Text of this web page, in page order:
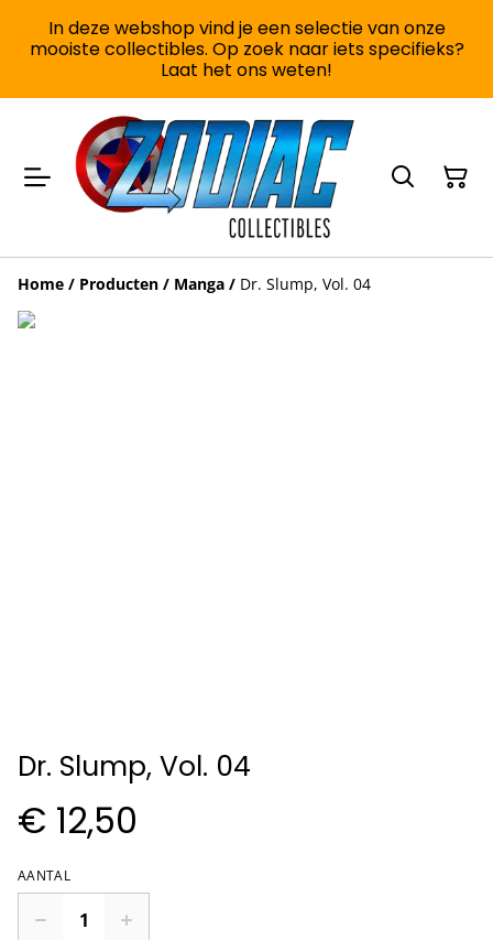
In deze webshop vind je een selectie van onze
mooiste collectibles. Op zoek naar iets specifieks?
Laat het ons weten!
Home / Producten / Manga / Dr. Slump, Vol. 04
Dr. Slump, Vol. 04
€ 12,50
AANTAL